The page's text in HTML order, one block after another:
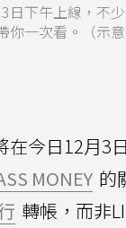
下午上線，不
你一次看。（示
在今日12月3
MONEY 的
轉帳，而非